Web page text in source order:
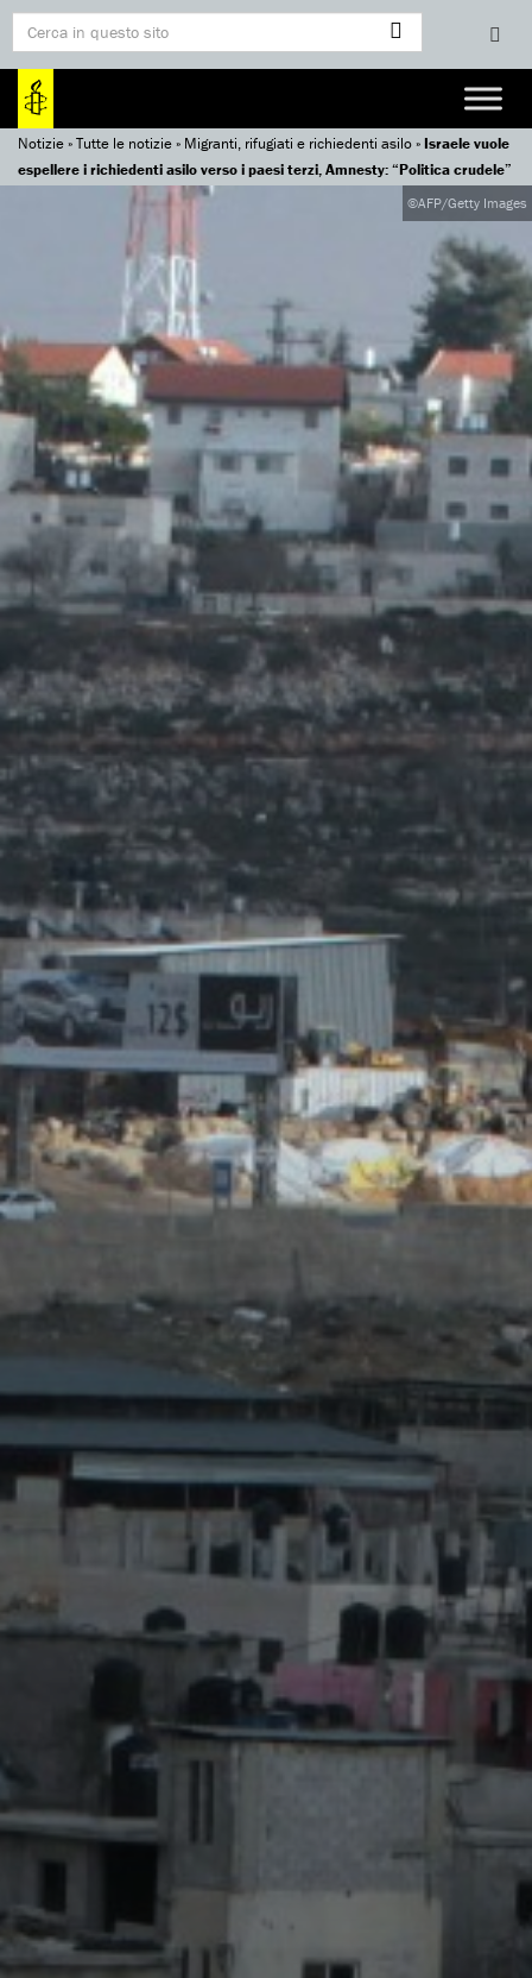
Notizie»Tutte le notizie» Migranti, rifugiati e richiedenti asilo»Israele vuole
espellere i richiedenti asilo verso i paesi terzi, Amnesty: “Politica crudele”
©AFP/Getty Images